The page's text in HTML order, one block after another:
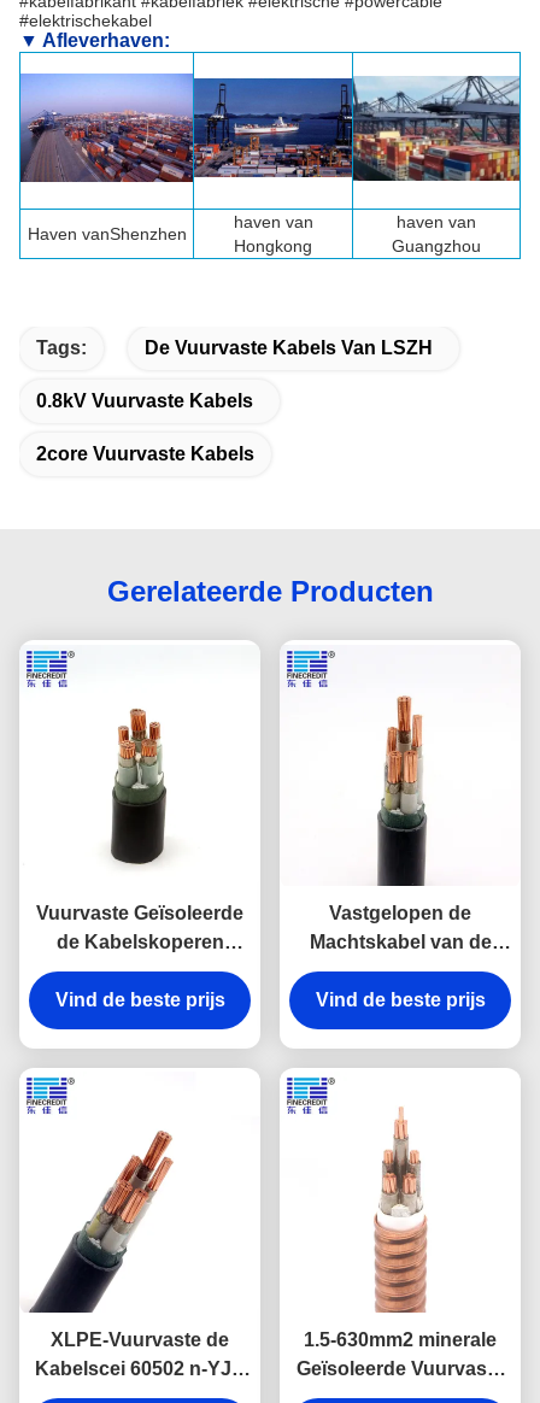
#elektrischekabel
▼ Afleverhaven:
Haven vanShenzhen
haven van
Hongkong
haven van
Guangzhou
Tags: De Vuurvaste Kabels Van LSZH
0.8kV Vuurvaste Kabels
2core Vuurvaste Kabels
Gerelateerde Producten
Vuurvaste Geïsoleerde
de Kabelskoperen
geleider XLPE van wdz-
YJY N2X2Y 0.6/1KV
Vind de beste prijs
Vastgelopen de
Machtskabel van de
Kernhoogspanning, de
Vuurvaste Kabel van
XLPE 0.6-1kV
Vind de beste prijs
XLPE-Vuurvaste de
Kabelscei 60502 n-YJV
van de Isolatie 2-5 Kern
1.5-630mm2 minerale
Geïsoleerde Vuurvaste
Kabels Vastgelopen